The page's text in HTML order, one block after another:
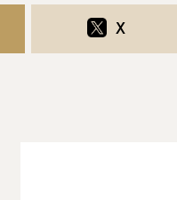
X